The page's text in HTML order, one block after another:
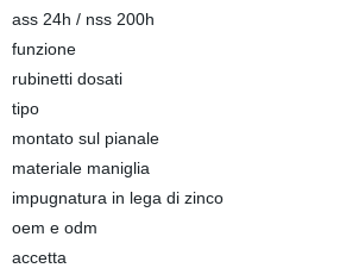
ass 24h / nss 200h
funzione
rubinetti dosati
tipo
montato sul pianale
materiale maniglia
impugnatura in lega di zinco
oem e odm
accetta